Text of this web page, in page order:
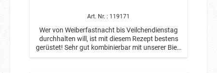
Art. Nr. : 119171
Wer von Weiberfastnacht bis Veilchendienstag
durchhalten will, ist mit diesem Rezept bestens
gerüstet! Sehr gut kombinierbar mit unserer Bier-
Brille Artikelnummer #610018 als Accessoire.